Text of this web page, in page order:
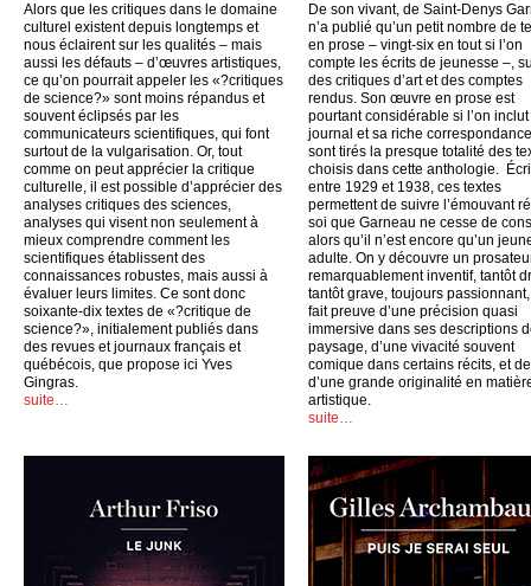
Alors que les critiques dans le domaine
culturel existent depuis longtemps et
nous éclairent sur les qualités – mais
aussi les défauts – d’œuvres artistiques,
ce qu’on pourrait appeler les «?critiques
de science?» sont moins répandus et
souvent éclipsés par les
communicateurs scientifiques, qui font
surtout de la vulgarisation. Or, tout
comme on peut apprécier la critique
culturelle, il est possible d’apprécier des
analyses critiques des sciences,
analyses qui visent non seulement à
mieux comprendre comment les
scientifiques établissent des
connaissances robustes, mais aussi à
évaluer leurs limites. Ce sont donc
soixante-dix textes de «?critique de
science?», initialement publiés dans
des revues et journaux français et
québécois, que propose ici Yves
Gingras.
suite…
De son vivant, de Saint-Denys
n’a publié qu’un petit nombre de
en prose – vingt-six en tout si l’on
compte les écrits de jeunesse –,
des critiques d’art et des comptes
rendus. Son œuvre en prose est
pourtant considérable si l’on
journal et sa riche
sont tirés la presque totalité des
choisis dans cette anthologie.
entre 1929 et 1938, ces textes
permettent de suivre l’émouvant
soi que Garneau ne cesse de
alors qu’il n’est encore qu’un
adulte. On y découvre un
remarquablement inventif, tantôt
tantôt grave, toujours
fait preuve d’une précision quasi
immersive dans ses descriptions
paysage, d’une vivacité souvent
comique dans certains récits, et
d’une grande originalité en
artistique.
suite…